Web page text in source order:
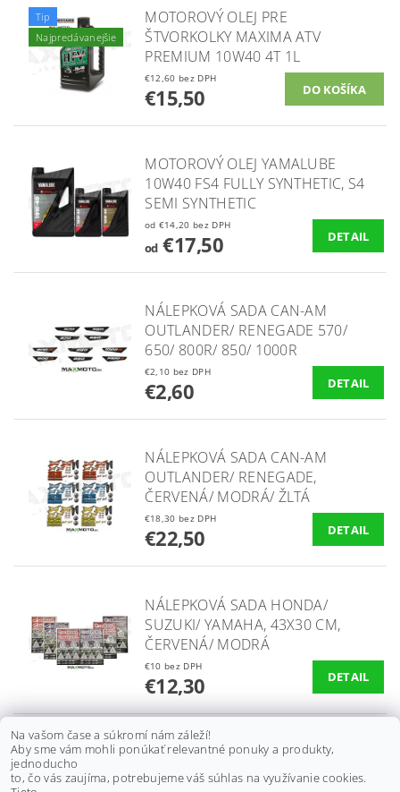
Tip
Najpredávanejšie
MOTOROVÝ OLEJ PRE
ŠTVORKOLKY MAXIMA ATV
PREMIUM 10W40 4T 1L
€12,60 bez DPH
€15,50
MOTOROVÝ OLEJ YAMALUBE
10W40 FS4 FULLY SYNTHETIC, S4
SEMI SYNTHETIC
od €14,20 bez DPH
od€17,50 DETAIL
NÁLEPKOVÁ SADA CAN-AM
OUTLANDER/ RENEGADE 570/
650/ 800R/ 850/ 1000R
€2,10 bez DPH
€2,60 DETAIL
NÁLEPKOVÁ SADA CAN-AM
OUTLANDER/ RENEGADE,
ČERVENÁ/ MODRÁ/ ŽLTÁ
€18,30 bez DPH
€22,50 DETAIL
NÁLEPKOVÁ SADA HONDA/
SUZUKI/ YAMAHA, 43X30 CM,
ČERVENÁ/ MODRÁ
€10 bez DPH
€12,30 DETAIL
OCHRANNÝ RÁM PREDNÝ
YAMAHA BLASTER YFS 200,
Na vašom čase a súkromí nám záleží!
Aby sme vám mohli ponúkať relevantné ponuky a produkty,
jednoducho
to, čo vás zaujíma, potrebujeme váš súhlas na využívanie cookies.